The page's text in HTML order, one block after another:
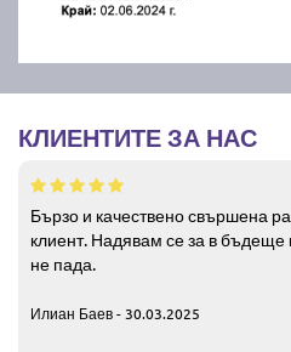
КЛИЕНТИТЕ ЗА НАС
Бързо и качествено свършена
клиент. Надявам се за в бъдеще
не пада.
Илиан Баев - 30.03.2025